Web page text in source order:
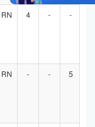
RN 4 - -
RN - - 5